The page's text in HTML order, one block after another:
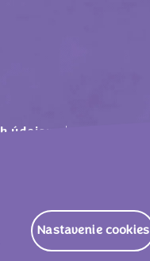
údajov
SLOVENSKO, Nastavenie cookies